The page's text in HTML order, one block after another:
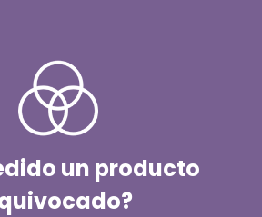
un producto